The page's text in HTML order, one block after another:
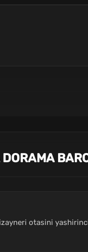
otasini